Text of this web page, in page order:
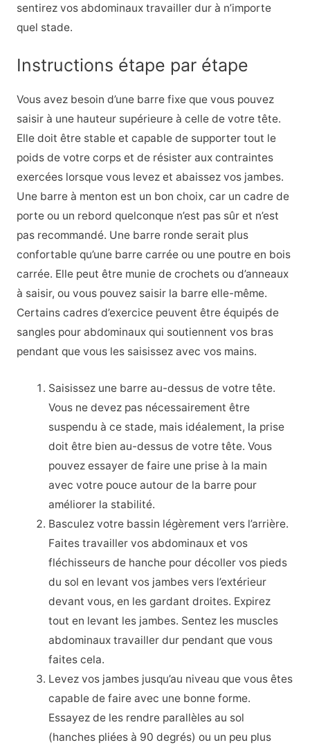
sentirez vos abdominaux travailler dur à n’importe
quel stade.
Instructions étape par étape
Vous avez besoin d’une barre fixe que vous pouvez
saisir à une hauteur supérieure à celle de votre tête.
Elle doit être stable et capable de supporter tout le
poids de votre corps et de résister aux contraintes
exercées lorsque vous levez et abaissez vos jambes.
Une barre à menton est un bon choix, car un cadre de
porte ou un rebord quelconque n’est pas sûr et n’est
pas recommandé. Une barre ronde serait plus
confortable qu’une barre carrée ou une poutre en bois
carrée. Elle peut être munie de crochets ou d’anneaux
à saisir, ou vous pouvez saisir la barre elle-même.
Certains cadres d’exercice peuvent être équipés de
sangles pour abdominaux qui soutiennent vos bras
pendant que vous les saisissez avec vos mains.
Saisissez une barre au-dessus de votre tête.
Vous ne devez pas nécessairement être
suspendu à ce stade, mais idéalement, la prise
doit être bien au-dessus de votre tête. Vous
pouvez essayer de faire une prise à la main
avec votre pouce autour de la barre pour
améliorer la stabilité.
Basculez votre bassin légèrement vers l’arrière.
Faites travailler vos abdominaux et vos
fléchisseurs de hanche pour décoller vos pieds
du sol en levant vos jambes vers l’extérieur
devant vous, en les gardant droites. Expirez
tout en levant les jambes. Sentez les muscles
abdominaux travailler dur pendant que vous
faites cela.
Levez vos jambes jusqu’au niveau que vous êtes
capable de faire avec une bonne forme.
Essayez de les rendre parallèles au sol
(hanches pliées à 90 degrés) ou un peu plus